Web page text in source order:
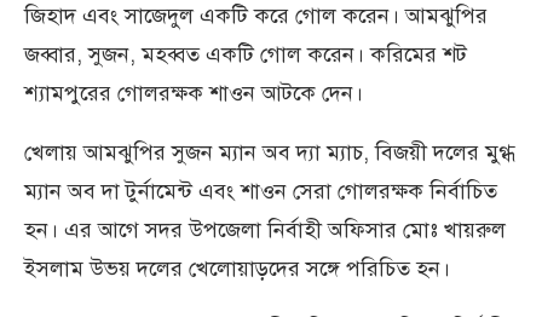
জিহাদ এবং সাজেদুল একটি করে গোল করেন। আমঝুপির
জব্বার, সুজন, মহব্বত একটি গোল করেন। করিমের শট
শ্যামপুরের গোলরক্ষক শাওন আটকে দেন।
খেলায় আমঝুপির সুজন ম্যান অব দ্যা ম্যাচ, বিজয়ী দলের মুগ্ধ
ম্যান অব দা টুর্নামেন্ট এবং শাওন সেরা গোলরক্ষক নির্বাচিত
হন। এর আগে সদর উপজেলা নির্বাহী অফিসার মোঃ খায়রুল
ইসলাম উভয় দলের খেলোয়াড়দের সঙ্গে পরিচিত হন।